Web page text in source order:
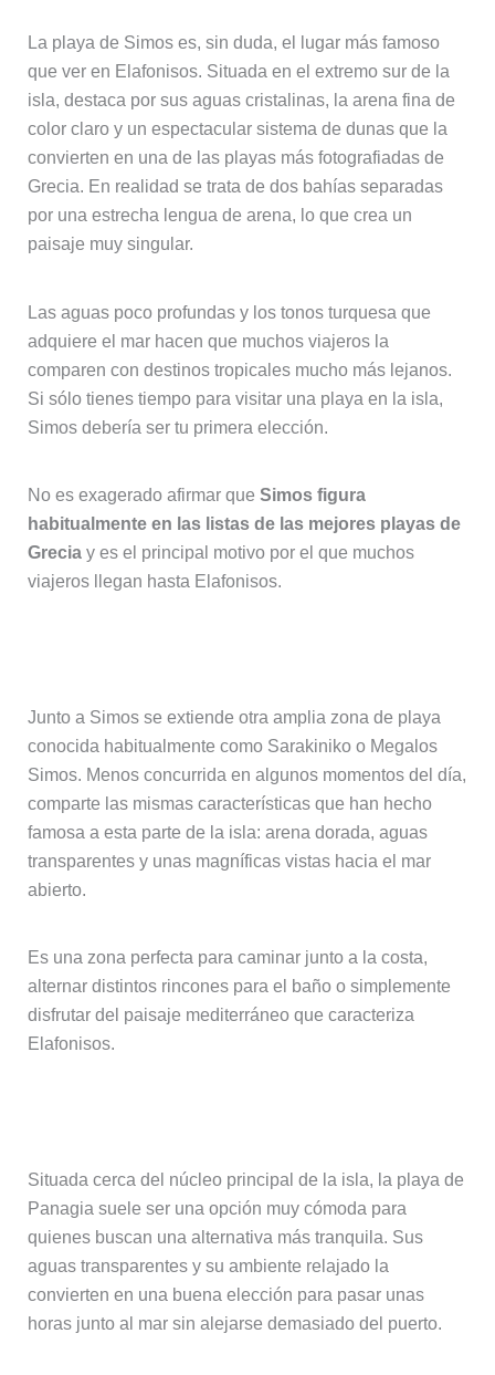
La playa de Simos es, sin duda, el lugar más famoso
que ver en Elafonisos. Situada en el extremo sur de la
isla, destaca por sus aguas cristalinas, la arena fina de
color claro y un espectacular sistema de dunas que la
convierten en una de las playas más fotografiadas de
Grecia. En realidad se trata de dos bahías separadas
por una estrecha lengua de arena, lo que crea un
paisaje muy singular.
Las aguas poco profundas y los tonos turquesa que
adquiere el mar hacen que muchos viajeros la
comparen con destinos tropicales mucho más lejanos.
Si sólo tienes tiempo para visitar una playa en la isla,
Simos debería ser tu primera elección.
No es exagerado afirmar que Simos figura
habitualmente en las listas de las mejores playas de
Greciay es el principal motivo por el que muchos
viajeros llegan hasta Elafonisos.
Junto a Simos se extiende otra amplia zona de playa
conocida habitualmente como Sarakiniko o Megalos
Simos. Menos concurrida en algunos momentos del día,
comparte las mismas características que han hecho
famosa a esta parte de la isla: arena dorada, aguas
transparentes y unas magníficas vistas hacia el mar
abierto.
Es una zona perfecta para caminar junto a la costa,
alternar distintos rincones para el baño o simplemente
disfrutar del paisaje mediterráneo que caracteriza
Elafonisos.
Situada cerca del núcleo principal de la isla, la playa de
Panagia suele ser una opción muy cómoda para
quienes buscan una alternativa más tranquila. Sus
aguas transparentes y su ambiente relajado la
convierten en una buena elección para pasar unas
horas junto al mar sin alejarse demasiado del puerto.